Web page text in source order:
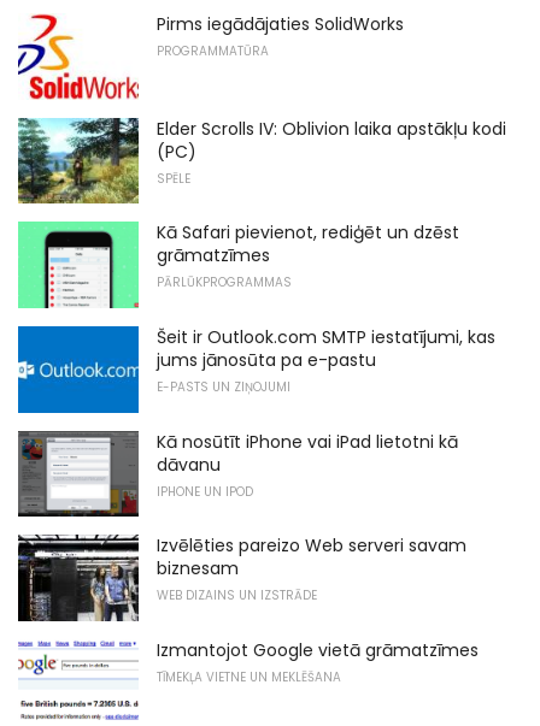
Pirms iegādājaties SolidWorks
PROGRAMMATŪRA
Elder Scrolls IV: Oblivion laika apstākļu kodi
(PC)
SPĒLE
Kā Safari pievienot, rediģēt un dzēst
grāmatzīmes
PĀRLŪKPROGRAMMAS
Šeit ir Outlook.com SMTP iestatījumi, kas
jums jānosūta pa e-pastu
E-PASTS UN ZIŅOJUMI
Kā nosūtīt iPhone vai iPad lietotni kā
dāvanu
IPHONE UN IPOD
Izvēlēties pareizo Web serveri savam
biznesam
WEB DIZAINS UN IZSTRĀDE
Izmantojot Google vietā grāmatzīmes
TĪMEKĻA VIETNE UN MEKLĒŠANA